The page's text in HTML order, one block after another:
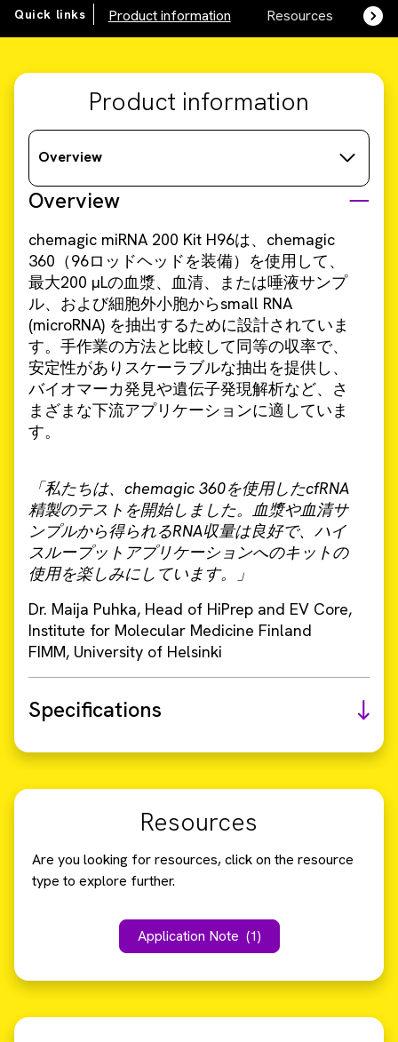
Quick links Product information Resources
Product information
Overview
Overview
chemagic miRNA 200 Kit H96は、chemagic
360（96ロッドヘッドを装備）を使用して、
最大200 µLの血漿、血清、または唾液サンプ
ル、および細胞外小胞からsmall RNA
(microRNA) を抽出するために設計されていま
す。手作業の方法と比較して同等の収率で、
安定性がありスケーラブルな抽出を提供し、
バイオマーカ発見や遺伝子発現解析など、さ
まざまな下流アプリケーションに適していま
す。
「私たちは、chemagic 360を使用したcfRNA
精製のテストを開始しました。血漿や血清サ
ンプルから得られるRNA収量は良好で、ハイ
スループットアプリケーションへのキットの
使用を楽しみにしています。」
Dr. Maija Puhka, Head of HiPrep and EV Core,
Institute for Molecular Medicine Finland
FIMM, University of Helsinki
Specifications
Resources
Are you looking for resources, click on the resource
type to explore further.
Application Note (1)